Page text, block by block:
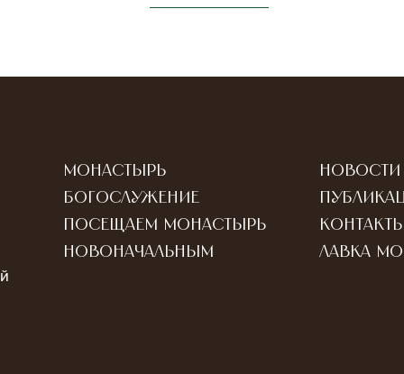
Монастырь
Богослужение
Посещаем монастырь
Новоначальным
Новости
Лавка